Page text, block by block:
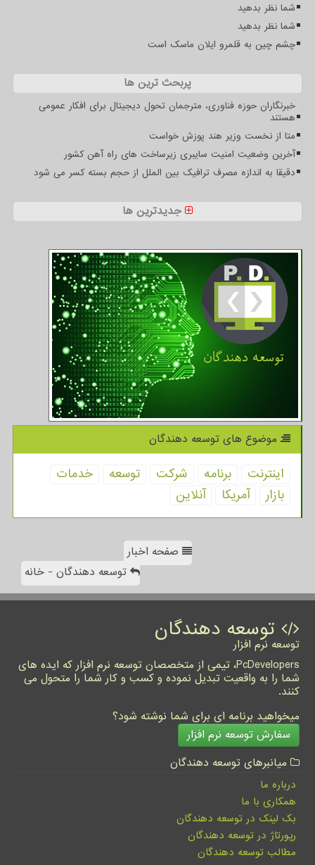
شما نظر بدهید
شما نظر بدهید
چشم چین به قلمرو ایلان ماسک است
پربحث ترین ها
خبرنگاران حوزه فناوری، مترجمان تحول دیجیتال برای افکار عمومی
هستند
متا از نخست وزیر هند پوزش خواست
آخرین وضعیت امنیت سایبری زیرساخت های راه آهن کشور
دقیقا به اندازه مصرف ترافیک بین الملل از حجم بسته کسر می شود
جدیدترین ها
موضوع های توسعه دهندگان
اینترنت برنامه شركت توسعه
خدمات
بازار
آمریكا آنلاین
صفحه اخبار
توسعه دهندگان - خانه
توسعه دهندگان
توسعه نرم افزار
PcDevelopers، تیمی از متخصصان توسعه نرم افزار که ایده های
شما را به واقعیت تبدیل نموده و کسب و کار شما را متحول می
کنند.
میخواهید برنامه ای برای شما نوشته شود؟
سفارش توسعه نرم افزار
میانبرهای توسعه دهندگان
درباره ما
همکاری با ما
بک لینک در توسعه دهندگان
رپورتاژ در توسعه دهندگان
مطالب توسعه دهندگان